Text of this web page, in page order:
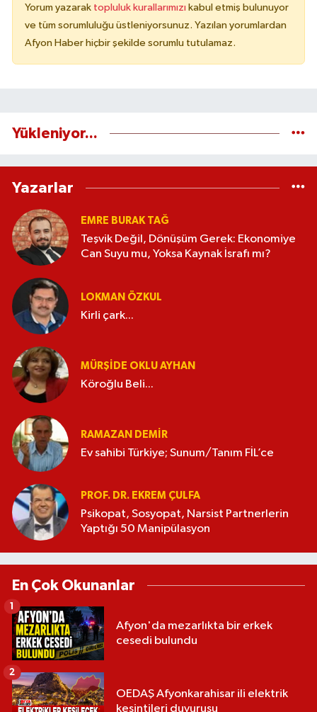
Yorum yazarak topluluk kurallarımızı kabul etmiş bulunuyor
ve tüm sorumluluğu üstleniyorsunuz. Yazılan yorumlardan
Afyon Haber hiçbir şekilde sorumlu tutulamaz.
Yükleniyor...
Yazarlar
EMRE BURAK TAĞ
Teşvik Değil, Dönüşüm Gerek: Ekonomiye
Can Suyu mu, Yoksa Kaynak İsrafı mı?
LOKMAN ÖZKUL
Kirli çark...
MÜRŞIDE OKLU AYHAN
Köroğlu Beli...
RAMAZAN DEMİR
Ev sahibi Türkiye; Sunum/Tanım FİL’ce
PROF. DR. EKREM ÇULFA
Psikopat, Sosyopat, Narsist Partnerlerin
Yaptığı 50 Manipülasyon
En Çok Okunanlar
Afyon'da mezarlıkta bir erkek
cesedi bulundu
1
OEDAŞ Afyonkarahisar ili elektrik
kesintileri duyurusu
2